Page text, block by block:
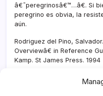
â€˜peregrinosâ€™…â€. Si
peregrino es obvia, la
aún.
Rodriguez del Pino,
Overviewâ€ in Reference
Kamp. St James Press. 1994
Rodriguez Del Pino,
español: Cinco Autores